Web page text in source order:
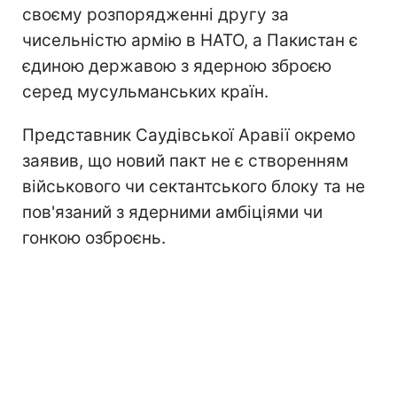
своєму розпорядженні другу за
чисельністю армію в НАТО, а Пакистан є
єдиною державою з ядерною зброєю
серед мусульманських країн.
Представник Саудівської Аравії окремо
заявив, що новий пакт не є створенням
військового чи сектантського блоку та не
пов'язаний з ядерними амбіціями чи
гонкою озброєнь.